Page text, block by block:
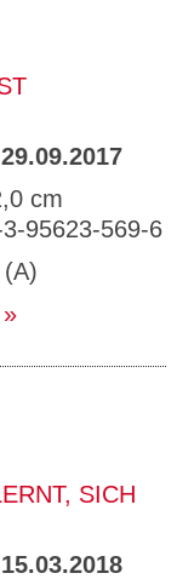
29.09.2017
cm
95623-569-6
(A)
SICH
15.03.2018